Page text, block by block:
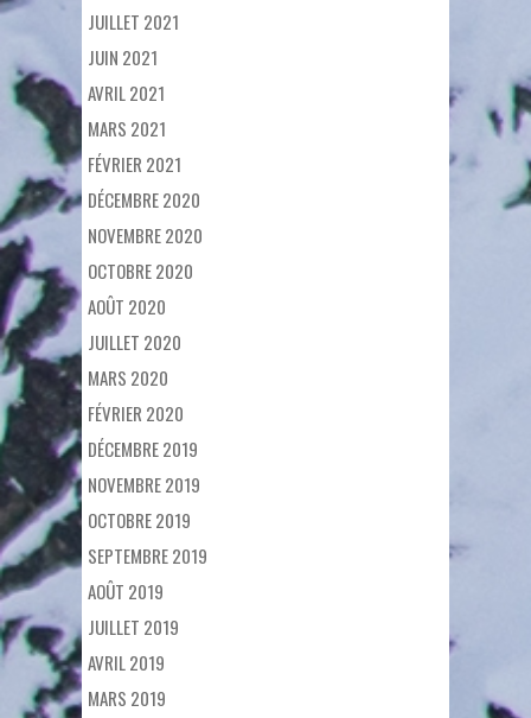
JUILLET 2021
JUIN 2021
AVRIL 2021
MARS 2021
FÉVRIER 2021
DÉCEMBRE 2020
NOVEMBRE 2020
OCTOBRE 2020
AOÛT 2020
JUILLET 2020
MARS 2020
FÉVRIER 2020
DÉCEMBRE 2019
NOVEMBRE 2019
OCTOBRE 2019
SEPTEMBRE 2019
AOÛT 2019
JUILLET 2019
AVRIL 2019
MARS 2019